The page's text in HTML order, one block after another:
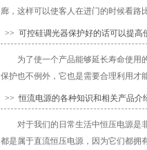
廊，这样可以使客人在进门的时候看路
>> 可控硅调光器保护好的话可以提高
为了使一个产品能够延长寿命使用
保护也不例外，它也是需要合理利用才
>> 恒流电源的各种知识和相关产品介
对于我们的日常生活中恒压电源是
都是属于直流恒压电源，因为它们都拥